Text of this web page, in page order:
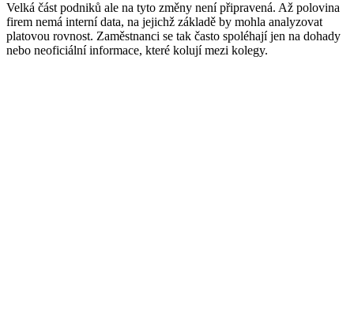
Velká část podniků ale na tyto změny není připravená. Až polovina
firem nemá interní data, na jejichž základě by mohla analyzovat
platovou rovnost. Zaměstnanci se tak často spoléhají jen na dohady
nebo neoficiální informace, které kolují mezi kolegy.